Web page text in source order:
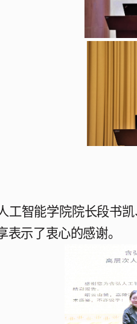
工智能学院院长段书
表示了衷心的感谢。